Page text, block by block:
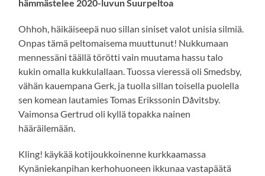
hämmästelee 2020-luvun Suurpeltoa
Ohhoh, häikäiseepä nuo sillan siniset valot unisia silmiä.
Onpas tämä peltomaisema muuttunut! Nukkumaan
mennessäni täällä törötti vain muutama hassu talo
kukin omalla kukkulallaan. Tuossa vieressä oli Smedsby,
vähän kauempana Gerk, ja tuolla sillan toisella puolella
sen komean lautamies Tomas Erikssonin Dåvitsby.
Vaimonsa Gertrud oli kyllä topakka nainen
hääräilemään.
Kling! käykää kotijoukkoinenne kurkkaamassa
Kynäniekanpihan kerhohuoneen ikkunaa vastapäätä